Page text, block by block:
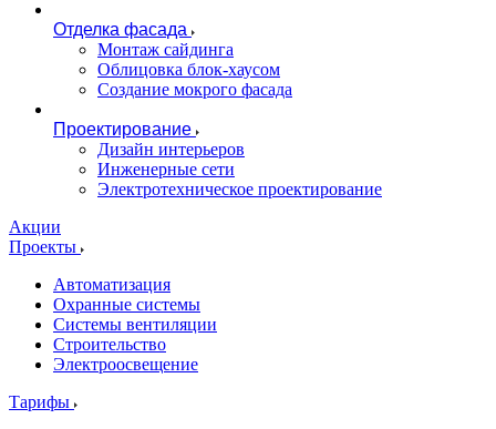
Отделка фасада
Монтаж сайдинга
Облицовка блок-хаусом
Создание мокрого фасада
Проектирование
Дизайн интерьеров
Инженерные сети
Электротехническое проектирование
Акции
Проекты
Автоматизация
Охранные системы
Системы вентиляции
Строительство
Электроосвещение
Тарифы